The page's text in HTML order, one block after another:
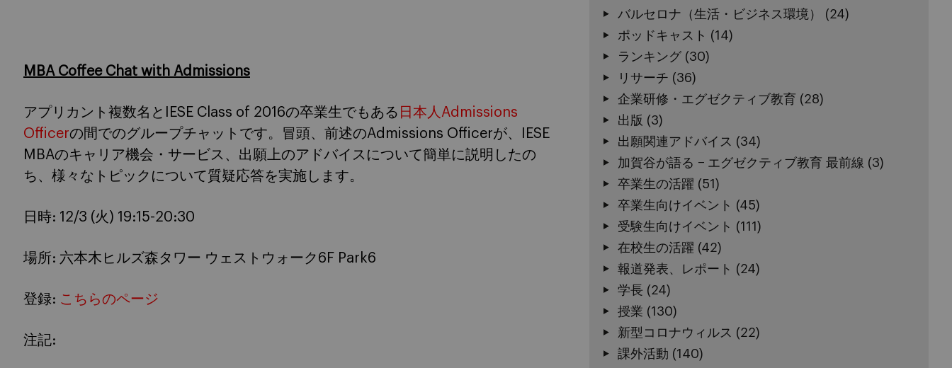
MBA Coffee Chat with Admissions
アプリカント複数名とIESE Class of 2016の卒業生でもある 日本人Admissions
Officerの間でのグループチャットです。冒頭、前述のAdmissions Officerが、IESE
MBAのキャリア機会・サービス、出願上のアドバイスについて簡単に説明したの
ち、様々なトピックについて質疑応答を実施します。
日時: 12/3 (火) 19:15-20:30
場所: 六本木ヒルズ森タワー ウェストウォーク6F Park6
登録: こちらのページ
注記:
バルセロナ（生活・ビジネス環境）
(24)
ポッドキャスト (14)
ランキング(30)
リサーチ (36)
企業研修・エグゼクティブ教育 (28)
出版 (3)
出願関連アドバイス (34)
加賀谷が語る − エグゼクティブ教育 最前線 (3)
卒業生の活躍 (51)
卒業生向けイベント (45)
受験生向けイベント (111)
在校生の活躍 (42)
報道発表、レポート (24)
学長 (24)
授業 (130)
新型コロナウィルス (22)
課外活動 (140)